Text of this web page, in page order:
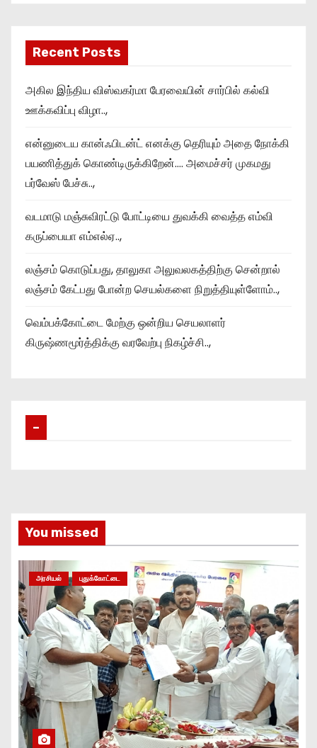
Recent Posts
அகில இந்திய விஸ்வகர்மா பேரவையின் சார்பில் கல்வி
ஊக்கவிப்பு விழா..,
என்னுடைய கான்ஃபிடன்ட் எனக்கு தெரியும் அதை நோக்கி
பயணித்துக் கொண்டிருக்கிறேன்…. அமைச்சர் முகமது
பர்வேஸ் பேச்சு..,
வடமாடு மஞ்சுவிரட்டு போட்டியை துவக்கி வைத்த எம்வி
கருப்பையா எம்எல்ஏ..,
லஞ்சம் கொடுப்பது, தாலுகா அலுவலகத்திற்கு சென்றால்
லஞ்சம் கேட்பது போன்ற செயல்களை நிறுத்தியுள்ளோம்..,
வெம்பக்கோட்டை மேற்கு ஒன்றிய செயலாளர்
கிருஷ்ணமூர்த்திக்கு வரவேற்பு நிகழ்ச்சி..,
–
You missed
அரசியல் புதுக்கோட்டை